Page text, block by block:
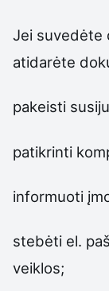
Jei suvedėte
atidarėte
pakeisti
patikrinti
informuoti
stebėti el.
veiklos;